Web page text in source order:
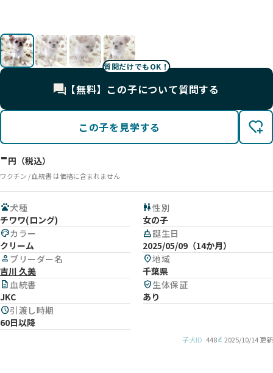
質問だけでもOK！
【無料】この子について質問する
この子を見学する
-円（税込）
ワクチン / 血統書 は価格に含まれません
pets犬種
チワワ(ロング)
wc性別
女の子
paletteカラー
クリーム
cake誕生日
2025/05/09（14か月）
person ブリーダー名
吉川 久美
location_on地域
千葉県
description血統書
JKC
verified_user生体保証
あり
schedule引渡し時期
60日以降
子犬ID 448 2025/10/14 更新